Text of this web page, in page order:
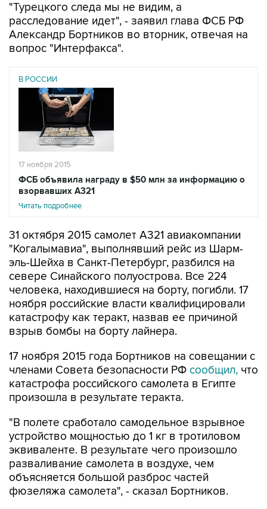
"Турецкого следа мы не видим, а
расследование идет", - заявил глава ФСБ РФ
Александр Бортников во вторник, отвечая на
вопрос "Интерфакса".
В РОССИИ
17 ноября 2015
ФСБ объявила награду в $50 млн за информацию о
взорвавших A321
Читать подробнее
31 октября 2015 самолет А321 авиакомпании
"Когалымавиа", выполнявший рейс из Шарм-
эль-Шейха в Санкт-Петербург, разбился на
севере Синайского полуострова. Все 224
человека, находившиеся на борту, погибли. 17
ноября российские власти квалифицировали
катастрофу как теракт, назвав ее причиной
взрыв бомбы на борту лайнера.
17 ноября 2015 года Бортников на совещании с
членами Совета безопасности РФ сообщил, что
катастрофа российского самолета в Египте
произошла в результате теракта.
"В полете сработало самодельное взрывное
устройство мощностью до 1 кг в тротиловом
эквиваленте. В результате чего произошло
разваливание самолета в воздухе, чем
объясняется большой разброс частей
фюзеляжа самолета", - сказал Бортников.